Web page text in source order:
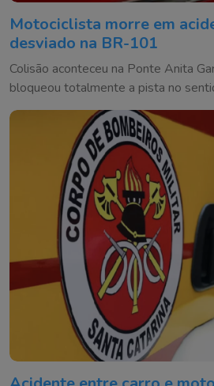
Motociclista morre em
desviado na BR-101
Colisão aconteceu na Ponte Anita
bloqueou totalmente a pista no